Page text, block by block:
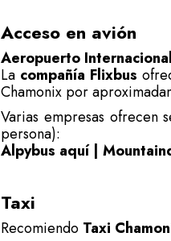
Acceso en avión
Aeropuerto
La compañía Flixbus
Chamonix por
Varias empresas
persona):
Alpybus aquí|
Taxi
Recomiendo Taxi